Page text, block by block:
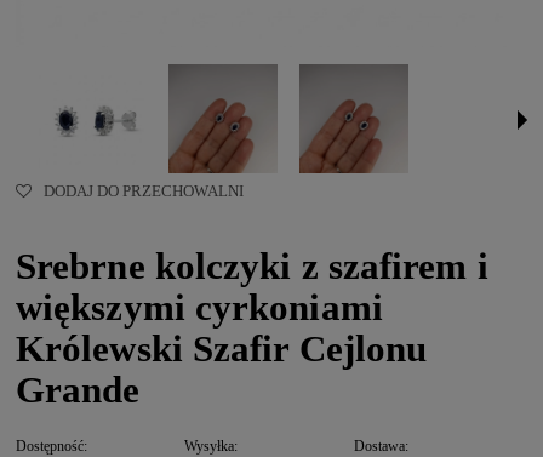
DODAJ DO PRZECHOWALNI
Srebrne kolczyki z szafirem i
większymi cyrkoniami
Królewski Szafir Cejlonu
Grande
Dostępność:
Wysyłka:
Dostawa: